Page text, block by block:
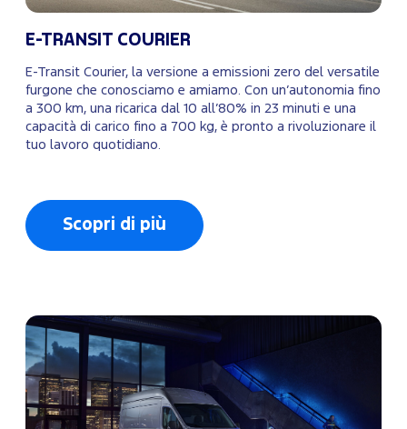
E-TRANSIT COURIER
E-Transit Courier, la versione a emissioni zero del versatile
furgone che conosciamo e amiamo. Con un’autonomia fino
a 300 km, una ricarica dal 10 all’80% in 23 minuti e una
capacità di carico fino a 700 kg, è pronto a rivoluzionare il
tuo lavoro quotidiano.
Scopri di più